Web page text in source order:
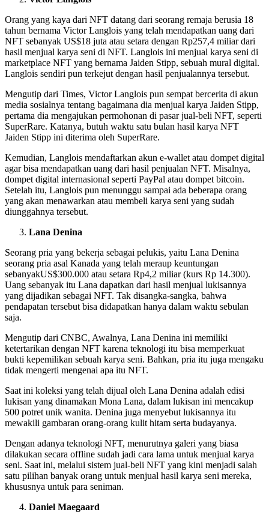
Orang yang kaya dari NFT datang dari seorang remaja berusia 18
tahun bernama Victor Langlois yang telah mendapatkan uang dari
NFT sebanyak US$18 juta atau setara dengan Rp257,4 miliar dari
hasil menjual karya seni di NFT. Langlois ini menjual karya seni di
marketplace NFT yang bernama Jaiden Stipp, sebuah mural digital.
Langlois sendiri pun terkejut dengan hasil penjualannya tersebut.
Mengutip dari Times, Victor Langlois pun sempat bercerita di akun
media sosialnya tentang bagaimana dia menjual karya Jaiden Stipp,
pertama dia mengajukan permohonan di pasar jual-beli NFT, seperti
SuperRare. Katanya, butuh waktu satu bulan hasil karya NFT
Jaiden Stipp ini diterima oleh SuperRare.
Kemudian, Langlois mendaftarkan akun e-wallet atau dompet digital
agar bisa mendapatkan uang dari hasil penjualan NFT. Misalnya,
dompet digital internasional seperti PayPal atau dompet bitcoin.
Setelah itu, Langlois pun menunggu sampai ada beberapa orang
yang akan menawarkan atau membeli karya seni yang sudah
diunggahnya tersebut.
Lana Denina
Seorang pria yang bekerja sebagai pelukis, yaitu Lana Denina
seorang pria asal Kanada yang telah meraup keuntungan
sebanyakUS$300.000 atau setara Rp4,2 miliar (kurs Rp 14.300).
Uang sebanyak itu Lana dapatkan dari hasil menjual lukisannya
yang dijadikan sebagai NFT. Tak disangka-sangka, bahwa
pendapatan tersebut bisa didapatkan hanya dalam waktu sebulan
saja.
Mengutip dari CNBC, Awalnya, Lana Denina ini memiliki
ketertarikan dengan NFT karena teknologi itu bisa memperkuat
bukti kepemilikan sebuah karya seni. Bahkan, pria itu juga mengaku
tidak mengerti mengenai apa itu NFT.
Saat ini koleksi yang telah dijual oleh Lana Denina adalah edisi
lukisan yang dinamakan Mona Lana, dalam lukisan ini mencakup
500 potret unik wanita. Denina juga menyebut lukisannya itu
mewakili gambaran orang-orang kulit hitam serta budayanya.
Dengan adanya teknologi NFT, menurutnya galeri yang biasa
dilakukan secara offline sudah jadi cara lama untuk menjual karya
seni. Saat ini, melalui sistem jual-beli NFT yang kini menjadi salah
satu pilihan banyak orang untuk menjual hasil karya seni mereka,
khususnya untuk para seniman.
Daniel Maegaard